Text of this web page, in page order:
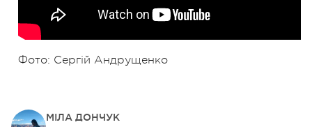
Фото: Сергій Андрущенко
МІЛА ДОНЧУК